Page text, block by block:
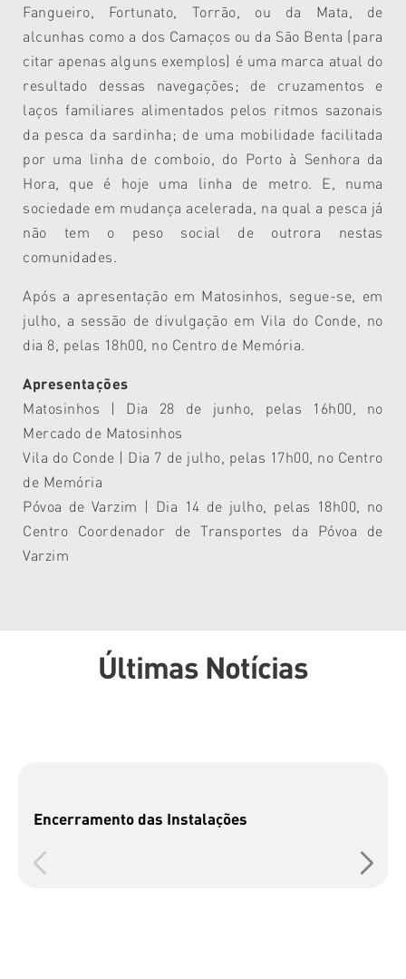
Fangueiro, Fortunato, Torrão, ou da Mata, de
alcunhas como a dos Camaços ou da São Benta (para
citar apenas alguns exemplos) é uma marca atual do
resultado dessas navegações; de cruzamentos e
laços familiares alimentados pelos ritmos sazonais
da pesca da sardinha; de uma mobilidade facilitada
por uma linha de comboio, do Porto à Senhora da
Hora, que é hoje uma linha de metro. E, numa
sociedade em mudança acelerada, na qual a pesca já
não tem o peso social de outrora nestas
comunidades.
Após a apresentação em Matosinhos, segue-se, em
julho, a sessão de divulgação em Vila do Conde, no
dia 8, pelas 18h00, no Centro de Memória.
Apresentações
Matosinhos | Dia 28 de junho, pelas 16h00, no
Mercado de Matosinhos
Vila do Conde | Dia 7 de julho, pelas 17h00, no Centro
de Memória
Póvoa de Varzim | Dia 14 de julho, pelas 18h00, no
Centro Coordenador de Transportes da Póvoa de
Varzim
Últimas Notícias
Encerramento das Instalações